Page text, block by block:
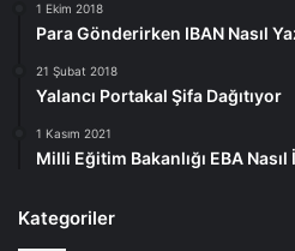
1 Ekim 2018
Para Gönderirken IBAN Nasıl
21 Şubat 2018
Yalancı Portakal Şifa Dağıtıyor
1 Kasım 2021
Milli Eğitim Bakanlığı EBA
Kategoriler